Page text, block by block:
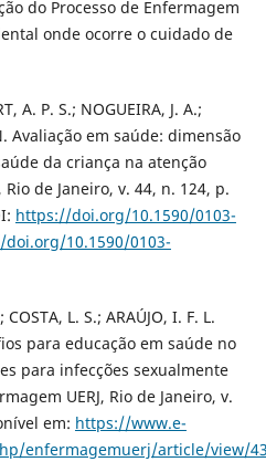
do Processo de Enfermagem
onde ocorre o cuidado de
A. P. S.; NOGUEIRA, J. A.;
Avaliação em saúde: dimensão
da criança na atenção
de Janeiro, v. 44, n. 124, p.
https://doi.org/10.1590/0103-
10.1590/0103-
L. S.; ARAÚJO, I. F. L.
para educação em saúde no
para infecções sexualmente
UERJ, Rio de Janeiro, v.
em: https://www.e-
enfermagemuerj/article/view/